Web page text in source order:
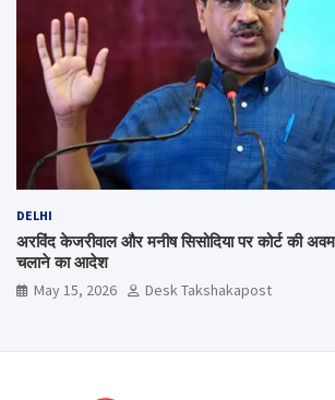
DELHI
अरविंद केजरीवाल और मनीष सिसोदिया पर कोर्ट की
चलाने का आदेश
May 15, 2026 Desk Takshakapost